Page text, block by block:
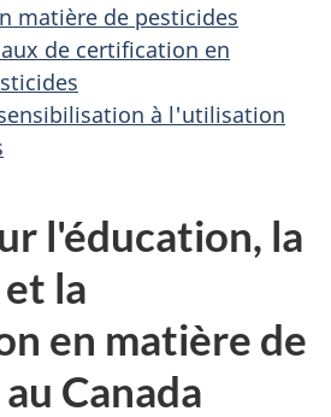
matière de pesticides
de certification en
à l'utilisation
l'éducation, la
la
en matière de
Canada